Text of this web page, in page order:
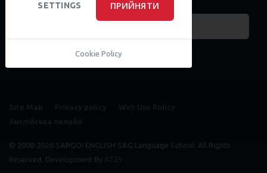
SETTINGS ПРИЙНЯТИ
Cookie Policy
facebook
© 2008-2026 SARGOI ENGLISH S&G Language School. All Rights
Reserved. Development By